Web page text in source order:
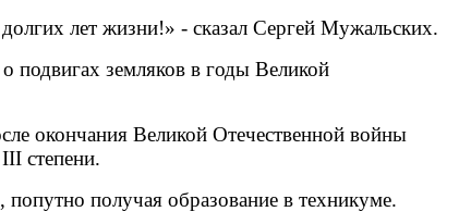
лет жизни!» - сказал Сергей Мужальских.
подвигах земляков в годы Великой
окончания Великой Отечественной войны
степени.
получая образование в техникуме.